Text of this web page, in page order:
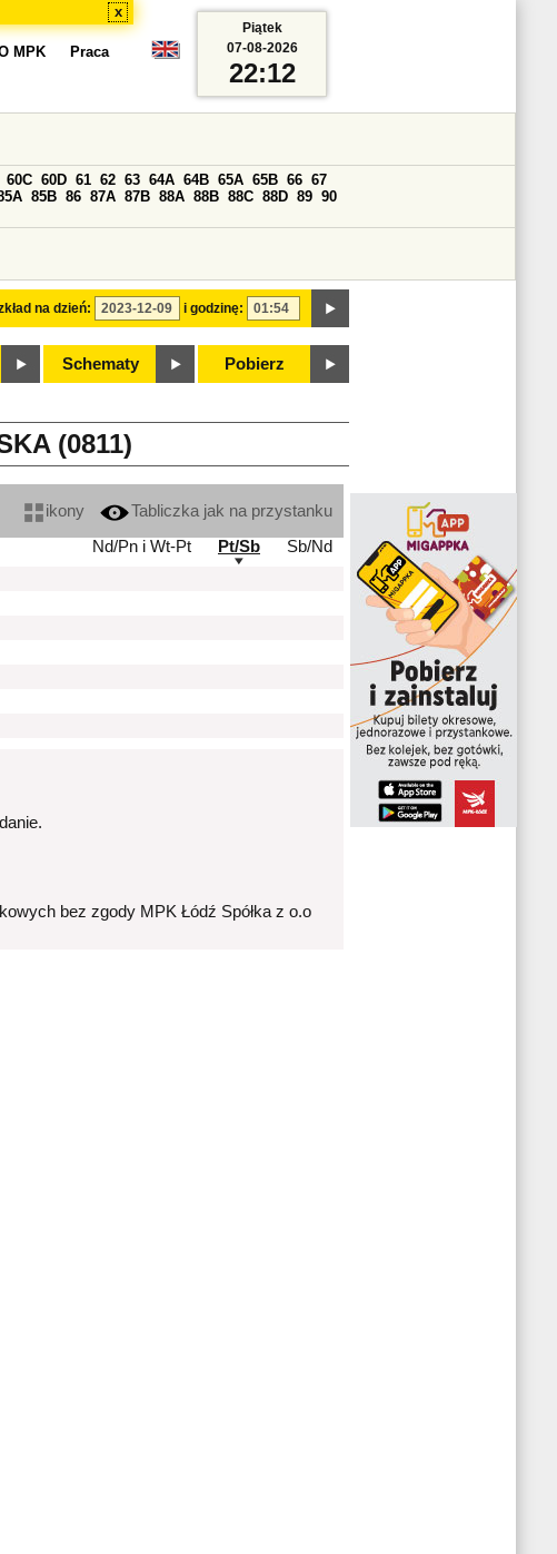
x
MPK Praca
na dzień: i godzinę:
60C 60D 61 62 63 64A 64B 65A 65B 66 67
85B 86 87A 87B 88A 88B 88C 88D 89 90
Schematy Pobierz
Piątek
07-08-2026
22:12
(0811)
ikony
Tabliczka jak na przystanku
Nd/Pn i Wt-Pt
Pt/Sb
Sb/Nd
bez zgody MPK Łódź Spółka z o.o